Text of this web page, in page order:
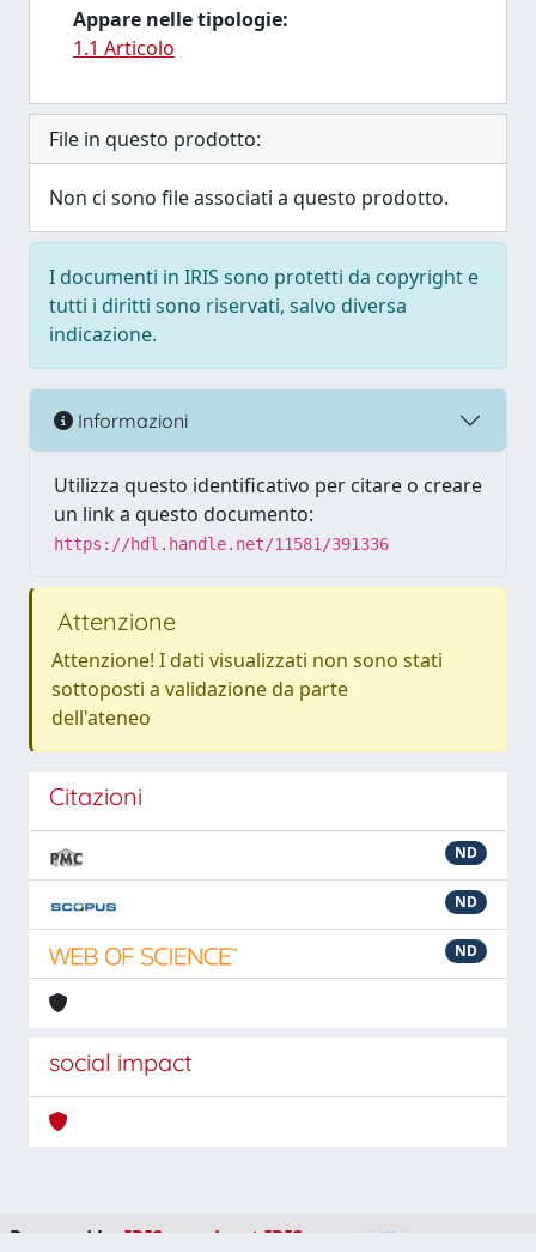
Appare nelle tipologie:
1.1 Articolo
File in questo prodotto:
Non ci sono file associati a questo prodotto.
I documenti in IRIS sono protetti da copyright e
tutti i diritti sono riservati, salvo diversa
indicazione.
Informazioni
Utilizza questo identificativo per citare o creare
un link a questo documento:
https://hdl.handle.net/11581/391336
Attenzione
Attenzione! I dati visualizzati non sono stati
sottoposti a validazione da parte
dell'ateneo
Citazioni
ND
ND
ND
social impact
Powered by IRIS about IRIS